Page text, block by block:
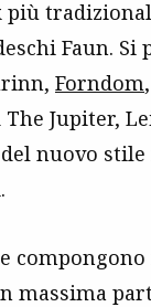
Faun. Si
Forndom,
The Jupiter,
nuovo stile
massima